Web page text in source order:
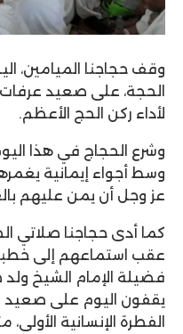
وقف حجاجنا الميامين،
الحجة، على صعيد
لأداء ركن الحج الأعظم.
وشرع الحجاج في هذا اليوم
وسط أجواء إيمانية
عز وجل أن يمن عليهم
كما أدى حجاجنا صلاتي
عقب استماعهم إلى خطبة
فضيلة الإمام الشيخ
يقفون اليوم على صعيد
الفطرة الإنسانية